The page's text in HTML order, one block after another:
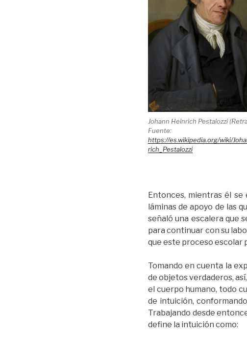
Johann Heinrich Pestalozzi
Fuente:
https://es.wikipedia.org/wiki/
rich_Pestalozzi
Entonces, mientras él se
láminas de apoyo de las
señaló una escalera que
para continuar con su
que este proceso escolar
Tomando en cuenta la
de objetos verdaderos,
el cuerpo humano, todo
de intuición,
Trabajando desde
define la intuición como: